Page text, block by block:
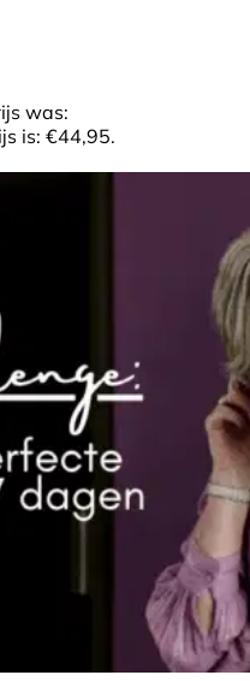
was:
is: €44,95.